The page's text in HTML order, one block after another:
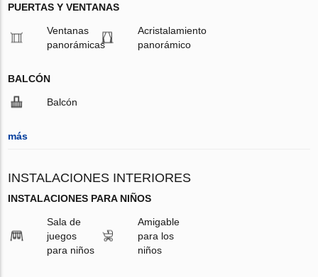
PUERTAS Y VENTANAS
Ventanas
panorámicas
Acristalamiento
panorámico
BALCÓN
Balcón
más
INSTALACIONES INTERIORES
INSTALACIONES PARA NIÑOS
Sala de
juegos
para niños
Amigable
para los
niños